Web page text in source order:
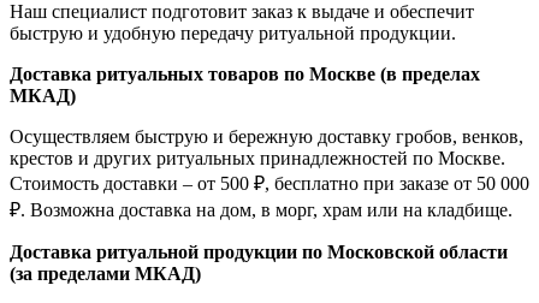
Наш специалист подготовит заказ к выдаче и обеспечит
быструю и удобную передачу ритуальной продукции.
Доставка ритуальных товаров по Москве (в пределах
МКАД)
Осуществляем быструю и бережную доставку гробов, венков,
крестов и других ритуальных принадлежностей по Москве.
Стоимость доставки – от 500 ₽, бесплатно при заказе от 50 000
₽. Возможна доставка на дом, в морг, храм или на кладбище.
Доставка ритуальной продукции по Московской области
(за пределами МКАД)